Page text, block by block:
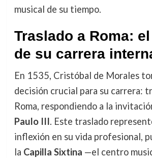
musical de su tiempo.
Traslado a Roma:
de su carrera
En 1535, Cristóbal de Morales
decisión crucial para su carrera:
Roma, respondiendo a la
Paulo III. Este traslado
inflexión en su vida profesional,
la Capilla Sixtina —el centro